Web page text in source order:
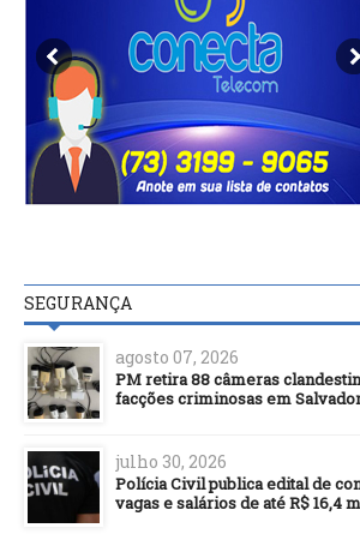
SEGURANÇA
agosto 07, 2026
PM retira 88 câmeras
facções criminosas em
julho 30, 2026
Polícia Civil publica edital de
vagas e salários de até R$ 16,4